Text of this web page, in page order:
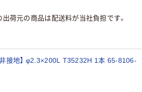
出荷元の商品は配送料が当社負担です。
接地】 φ2.3×200L T35232H 1本 65-8106-